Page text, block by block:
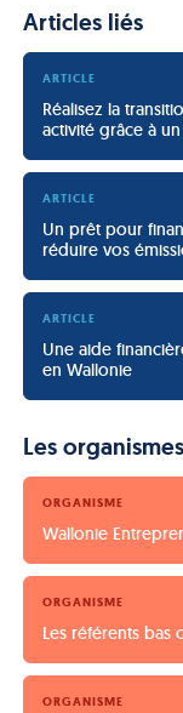
Articles liés
ARTICLE
Réalisez la
activité grâce à
ARTICLE
Un prêt pour
réduire vos
ARTICLE
Une aide
en Wallonie
Les
ORGANISME
Wallonie
ORGANISME
Les référents
ORGANISME